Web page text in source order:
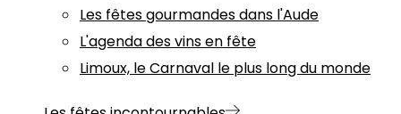
Les fêtes gourmandes dans l'Aude
L'agenda des vins en fête
Limoux, le Carnaval le plus long du monde